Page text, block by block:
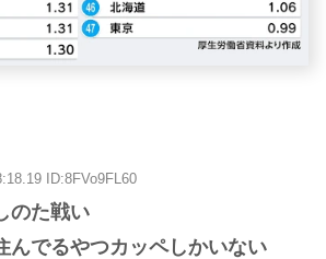
ID:8FVo9FL60
のた戦い
んでるやつカッペしかいない